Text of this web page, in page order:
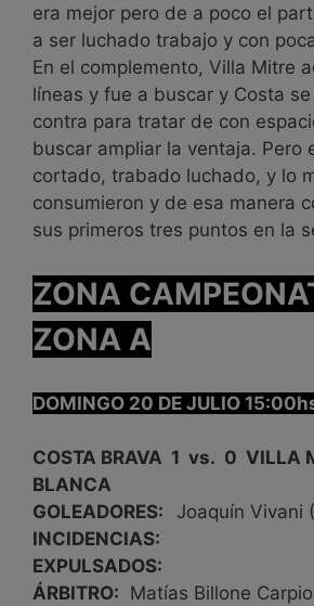
era mejor pero de a poco el
a ser luchado trabajo y con
En el complemento, Villa Mitre
líneas y fue a buscar y Costa
contra para tratar de con
buscar ampliar la ventaja. Pero
cortado, trabado luchado, y lo
consumieron y de esa manera
sus primeros tres puntos en la
ZONA
ZONA A
DOMINGO 20 DE JULIO
COSTA BRAVA 1 vs. 0 VILLA
BLANCA
GOLEADORES: Joaquín Vivani
INCIDENCIAS:
EXPULSADOS:
ÁRBITRO: Matías Billone Carpio